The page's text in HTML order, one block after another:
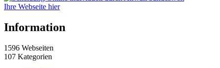
Ihre Webseite hier
Information
1596 Webseiten
107 Kategorien